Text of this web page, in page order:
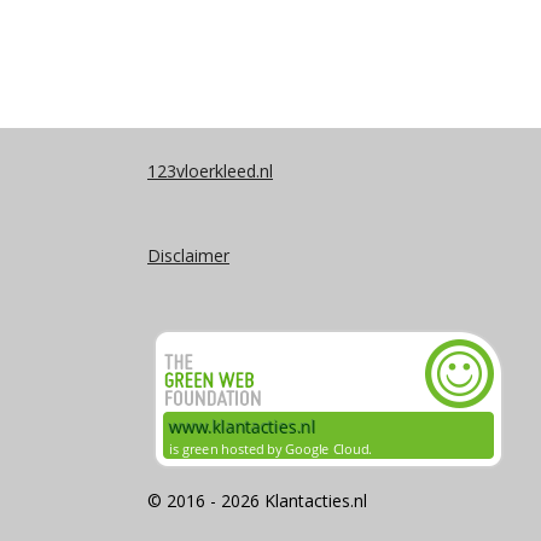
123vloerkleed.nl
Disclaimer
© 2016 - 2026 Klantacties.nl